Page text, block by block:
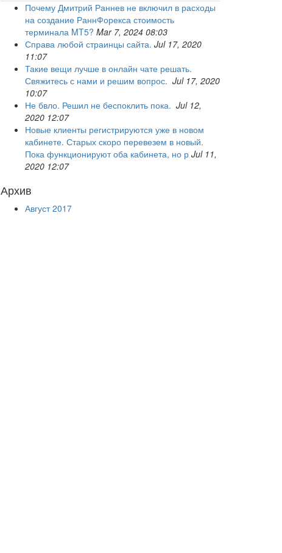
Почему Дмитрий Раннев не включил в расходы
на создание РаннФорекса стоимость
терминала MT5? Mar 7, 2024 08:03
Справа любой страинцы сайта. Jul 17, 2020
11:07
Такие вещи лучше в онлайн чате решать.
Свяжитесь с нами и решим вопрос. Jul 17, 2020
10:07
Не бвло. Решил не беспоклить пока. Jul 12,
2020 12:07
Новые клиенты регистрируются уже в новом
кабинете. Старых скоро перевезем в новый.
Пока функционируют оба кабинета, но р Jul 11,
2020 12:07
Архив
Август 2017